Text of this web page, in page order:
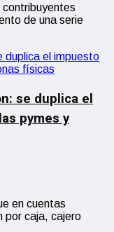
contribuyentes
de una serie
se duplica el
pymes y
en cuentas
por caja, cajero